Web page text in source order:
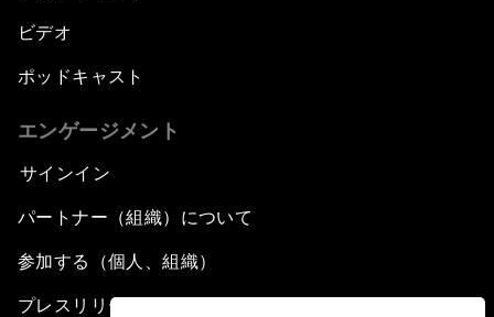
ビデオ
ポッドキャスト
エンゲージメント
サインイン
パートナー（組織）について
参加する（個人、組織）
プレスリリース登録